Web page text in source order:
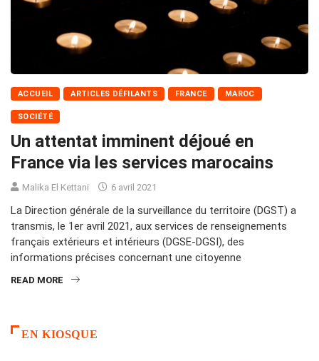
ACCUEIL ARTICLES DÉFILANTS FRANCE MAROC
SOCIÉTÉ
Un attentat imminent déjoué en
France via les services marocains
Malika El Kettani 6 avril 2021
La Direction générale de la surveillance du territoire (DGST) a
transmis, le 1er avril 2021, aux services de renseignements
français extérieurs et intérieurs (DGSE-DGSI), des
informations précises concernant une citoyenne
READ MORE
EN KIOSQUE